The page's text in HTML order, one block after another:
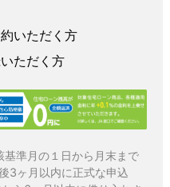
いただく方
ただく方
準月の１日から月末まで
3ヶ月以内に正式な申込